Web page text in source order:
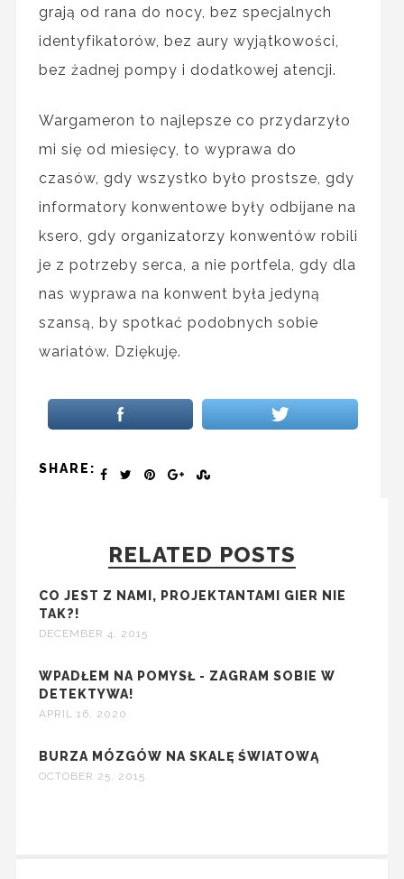
grają od rana do nocy, bez specjalnych
identyfikatorów, bez aury wyjątkowości,
bez żadnej pompy i dodatkowej atencji.
Wargameron to najlepsze co przydarzyło
mi się od miesięcy, to wyprawa do
czasów, gdy wszystko było prostsze, gdy
informatory konwentowe były odbijane na
ksero, gdy organizatorzy konwentów robili
je z potrzeby serca, a nie portfela, gdy dla
nas wyprawa na konwent była jedyną
szansą, by spotkać podobnych sobie
wariatów. Dziękuję.
SHARE:
RELATED POSTS
CO JEST Z NAMI, PROJEKTANTAMI GIER NIE
TAK?!
DECEMBER 4, 2015
WPADŁEM NA POMYSŁ - ZAGRAM SOBIE W
DETEKTYWA!
APRIL 16, 2020
BURZA MÓZGÓW NA SKALĘ ŚWIATOWĄ
OCTOBER 25, 2015